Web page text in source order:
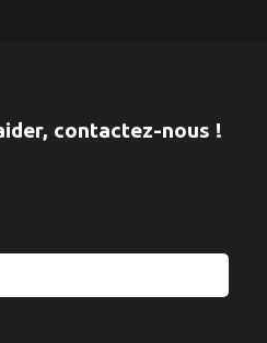
contactez-nous !